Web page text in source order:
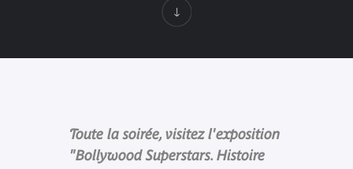
Toute la soirée, visitez l'exposition
"Bollywood Superstars. Histoire